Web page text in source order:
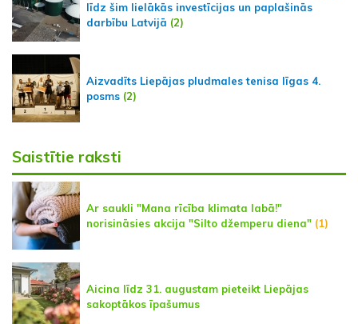
līdz šim lielākās investīcijas un paplašinās
darbību Latvijā (2)
Aizvadīts Liepājas pludmales tenisa līgas 4.
posms (2)
Saistītie raksti
Ar saukli "Mana rīcība klimata labā!"
norisināsies akcija "Silto džemperu diena" (1)
Aicina līdz 31. augustam pieteikt Liepājas
sakoptākos īpašumus